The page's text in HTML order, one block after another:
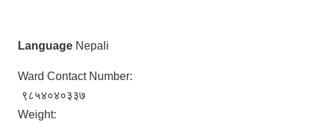
Language Nepali
Ward Contact Number:
९८५४०४०३३७
Weight: